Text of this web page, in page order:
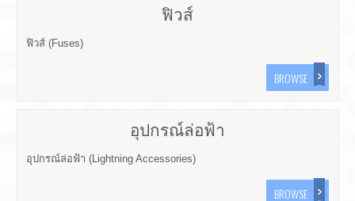
ฟิวส์
ฟิวส์ (Fuses)
BROWSE
อุปกรณ์ล่อฟ้า
อุปกรณ์ล่อฟ้า (Lightning Accessories)
BROWSE